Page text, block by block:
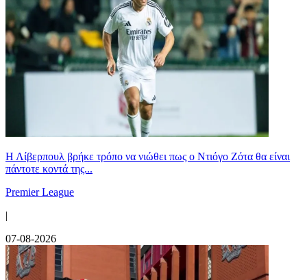
Η Λίβερπουλ βρήκε τρόπο να νιώθει πως ο Ντιόγο Ζότα θα είναι
πάντοτε κοντά της...
Premier League
|
07-08-2026